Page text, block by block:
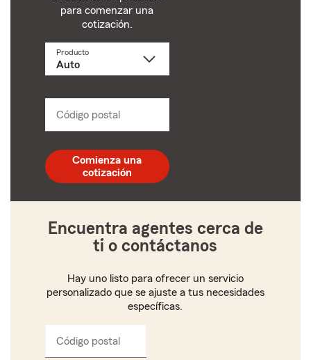
para comenzar una
cotización.
ProductoSelecciona
Código postal
postal
de
5
Comienza una
cotización
Encuentra agentes cerca de
ti o contáctanos
Hay uno listo para ofrecer un servicio
personalizado que se ajuste a tus necesidades
específicas.
Código postal